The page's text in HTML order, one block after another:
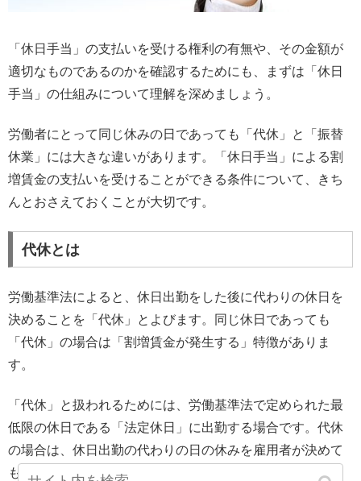
「休日手当」の支払いを受ける権利の有無や、その金額が
適切なものであるのかを確認するためにも、まずは「休日
手当」の仕組みについて理解を深めましょう。
労働者にとって同じ休みの日であっても「代休」と「振替
休業」には大きな違いがあります。「休日手当」による割
増賃金の支払いを受けることができる条件について、きち
んとおさえておくことが大切です。
代休とは
労働基準法によると、休日出勤をした後に代わりの休日を
決めることを「代休」とよびます。同じ休日であっても
「代休」の場合は「割増賃金が発生する」特徴がありま
す。
「代休」と扱われるためには、労働基準法で定められた最
低限の休日である「法定休日」に出勤する場合です。代休
の場合は、休日出勤の代わりの日の休みを雇用者が決めて
も、労働者が決めても、どちらでもよいという特徴があり